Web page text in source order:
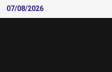
Skip
to
07/08/2026